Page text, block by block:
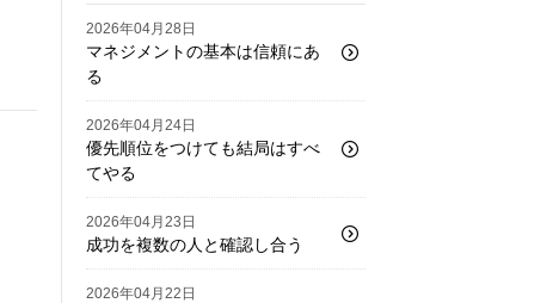
2026年04月28日
マネジメントの基本は信頼にあ
る
2026年04月24日
優先順位をつけても結局はすべ
てやる
2026年04月23日
成功を複数の人と確認し合う
2026年04月22日